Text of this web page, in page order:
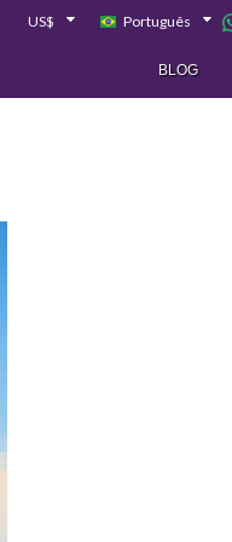
US$ Português
BLOG